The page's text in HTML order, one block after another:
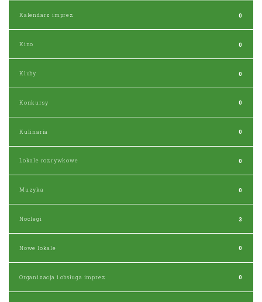
Kalendarz imprez 0
Kino 0
Kluby 0
Konkursy 0
Kulinaria 0
Lokale rozrywkowe 0
Muzyka 0
Noclegi 3
Nowe lokale 0
Organizacja i obsługa imprez 0